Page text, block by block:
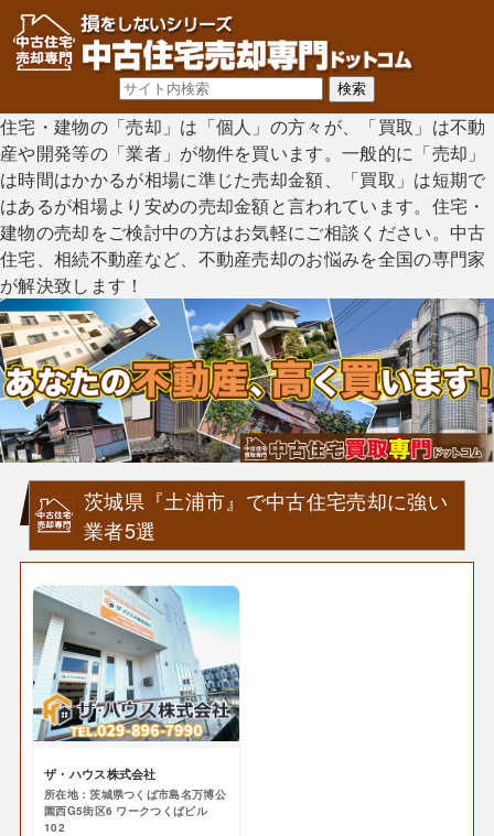
住宅・建物の「売却」は「個人」の方々が、「買取」は不動
産や開発等の「業者」が物件を買います。一般的に「売却」
は時間はかかるが相場に準じた売却金額、「買取」は短期で
はあるが相場より安めの売却金額と言われています。住宅・
建物の売却をご検討中の方はお気軽にご相談ください。中古
住宅、相続不動産など、不動産売却のお悩みを全国の専門家
が解決致します！
茨城県『土浦市』で中古住宅売却に強い
業者5選
ザ・ハウス株式会社
所在地：茨城県つくば市島名万博公
園西G5街区6 ワークつくばビル
102